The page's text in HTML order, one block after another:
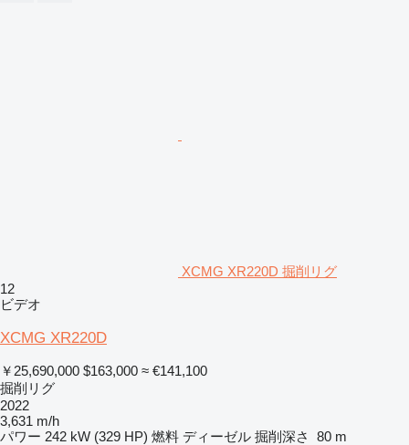
XCMG XR220D 掘削リグ
12
ビデオ
XCMG XR220D
￥25,690,000 $163,000 ≈ €141,100
掘削リグ
2022
3,631 m/h
パワー 242 kW (329 HP) 燃料 ディーゼル 掘削深さ
80 m